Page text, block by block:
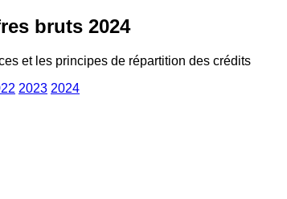
bruts 2024
et les principes de répartition des crédits
2023 2024